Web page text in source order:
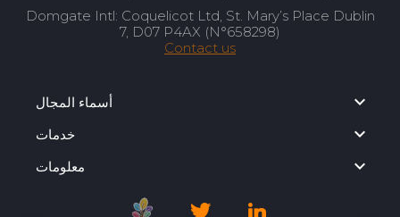
Domgate Intl: Coquelicot Ltd, St. Mary’s Place Dublin
7, D07 P4AX (N°658298)
Contact us
أسماء المجال
خدمات
معلومات